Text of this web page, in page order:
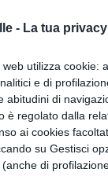
- La tua
utilizza cookie:
e di
abitudini di
è regolato dalla
ai cookies
su Gestisci
di
importante,
in chirurgia
così via. La
con cui
,